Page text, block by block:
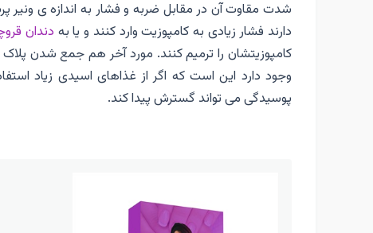
شدت مقاوت آن در مقابل ضربه و فشار به اندازه ی
دارند فشار زیادی به کامپوزیت وارد کنند و یا به دندان
کامپوزیتشان را ترمیم کنند. مورد آخر هم جمع شدن
وجود دارد این است که اگر از غذاهای اسیدی زیاد
پوسیدگی می تواند گسترش ‌پیدا کند.